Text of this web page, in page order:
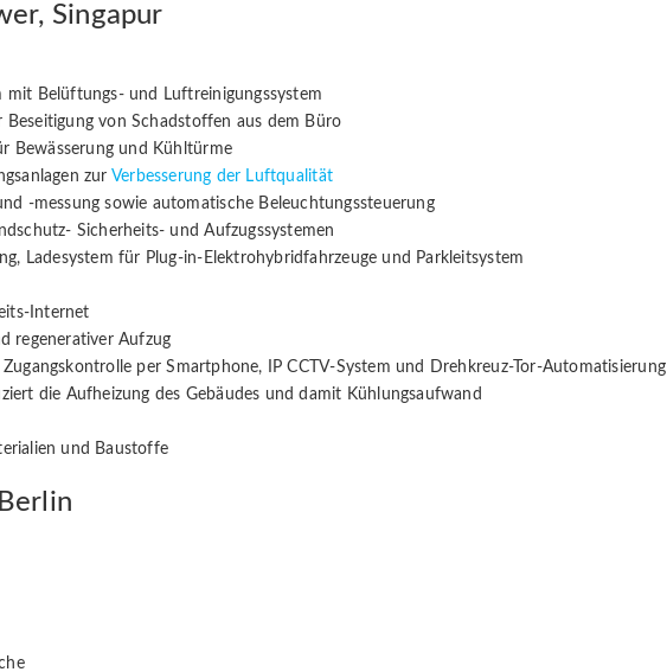
Singapur
mit Belüftungs- und Luftreinigungssystem
Beseitigung von Schadstoffen aus dem Büro
Bewässerung und Kühltürme
zur Verbesserung der Luftqualität
-messung sowie automatische Beleuchtungssteuerung
Sicherheits- und Aufzugssystemen
Ladesystem für Plug-in-Elektrohybridfahrzeuge und Parkleitsystem
Internet
regenerativer Aufzug
per Smartphone, IP CCTV-System und Drehkreuz-Tor-Automatisierung
die Aufheizung des Gebäudes und damit Kühlungsaufwand
und Baustoffe